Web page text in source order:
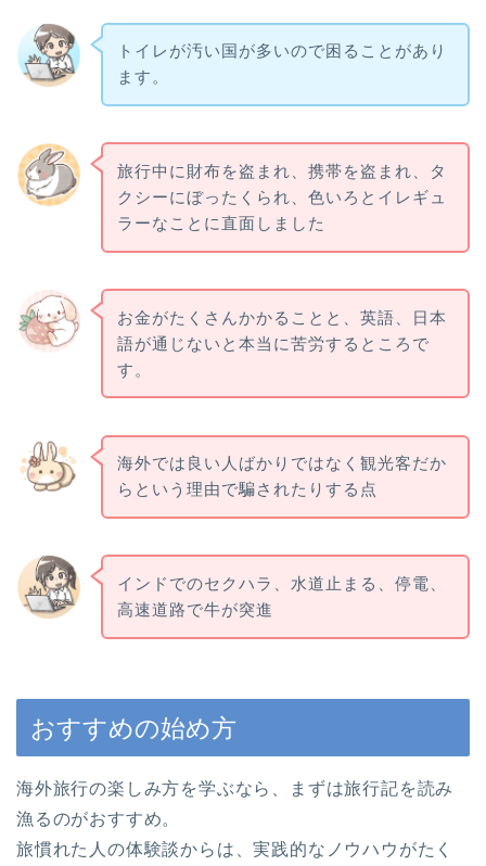
トイレが汚い国が多いので困ることがあり
ます。
旅行中に財布を盗まれ、携帯を盗まれ、タ
クシーにぼったくられ、色いろとイレギュ
ラーなことに直面しました
お金がたくさんかかることと、英語、日本
語が通じないと本当に苦労するところで
す。
海外では良い人ばかりではなく観光客だか
らという理由で騙されたりする点
インドでのセクハラ、水道止まる、停電、
高速道路で牛が突進
おすすめの始め方
海外旅行の楽しみ方を学ぶなら、まずは旅行記を読み
漁るのがおすすめ。
旅慣れた人の体験談からは、実践的なノウハウがたく